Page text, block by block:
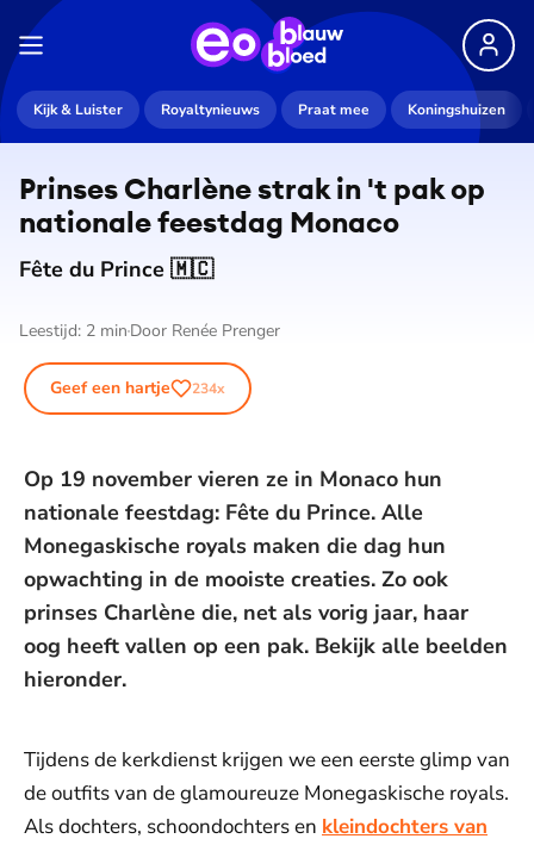
Kijk & Luister Royaltynieuws Praat mee Koningshuizen
Prinses Charlène strak in 't pak op
nationale feestdag Monaco
Fête du Prince 🇲🇨
Leestijd: 2 min Door Renée Prenger
Geef een hartje 234x
Op 19 november vieren ze in Monaco hun
nationale feestdag: Fête du Prince. Alle
Monegaskische royals maken die dag hun
opwachting in de mooiste creaties. Zo ook
prinses Charlène die, net als vorig jaar, haar
oog heeft vallen op een pak. Bekijk alle beelden
hieronder.
Tijdens de kerkdienst krijgen we een eerste glimp van
de outfits van de glamoureuze Monegaskische royals.
Als dochters, schoondochters en kleindochters van